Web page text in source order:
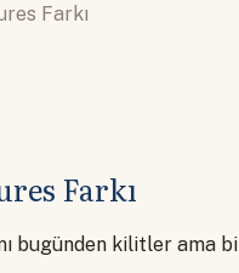
Farkı
Farkı
bugünden kilitler ama